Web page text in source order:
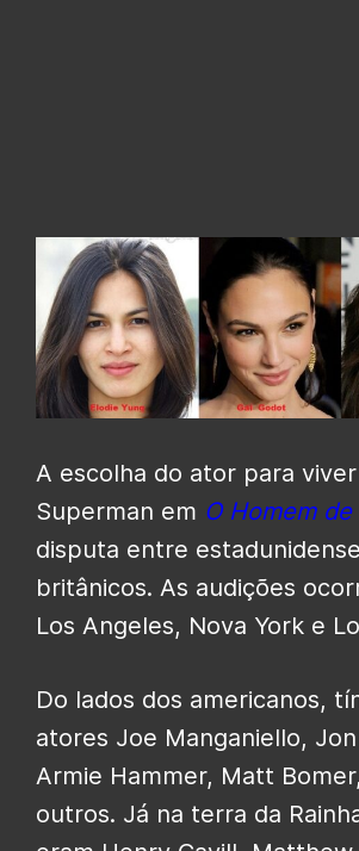
A escolha do ator para
Superman em O Homem
disputa entre
britânicos. As audições
Los Angeles, Nova York e
Do lados dos americanos,
atores Joe Manganiello,
Armie Hammer, Matt
outros. Já na terra da